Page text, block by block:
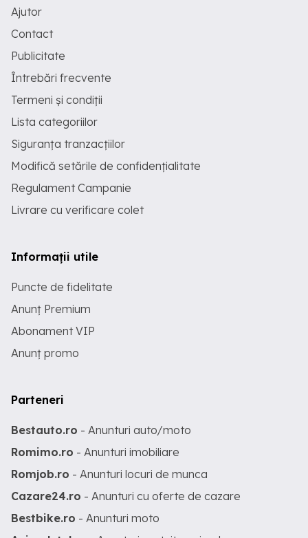
Ajutor
Contact
Publicitate
Întrebări frecvente
Termeni și condiții
Lista categoriilor
Siguranța tranzacțiilor
Modifică setările de confidențialitate
Regulament Campanie
Livrare cu verificare colet
Informații utile
Puncte de fidelitate
Anunț Premium
Abonament VIP
Anunț promo
Parteneri
Bestauto.ro - Anunturi auto/moto
Romimo.ro - Anunturi imobiliare
Romjob.ro - Anunturi locuri de munca
Cazare24.ro - Anunturi cu oferte de cazare
Bestbike.ro - Anunturi moto